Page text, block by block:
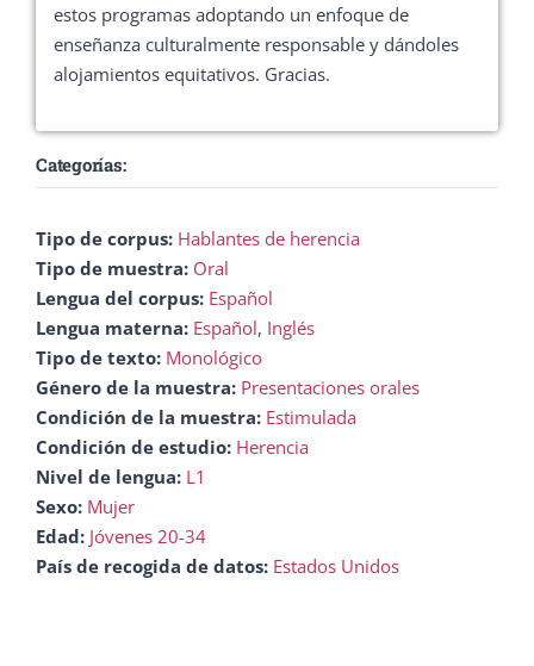
estos programas adoptando un enfoque de
enseñanza culturalmente responsable y dándoles
alojamientos equitativos. Gracias.
Categorías:
Tipo de corpus: Hablantes de herencia
Tipo de muestra: Oral
Lengua del corpus: Español
Lengua materna: Español, Inglés
Tipo de texto: Monológico
Género de la muestra: Presentaciones orales
Condición de la muestra: Estimulada
Condición de estudio: Herencia
Nivel de lengua: L1
Sexo: Mujer
Edad: Jóvenes 20-34
País de recogida de datos: Estados Unidos